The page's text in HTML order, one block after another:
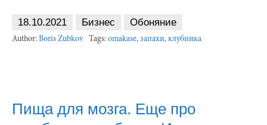
18.10.2021 Бизнес Обоняние
Author: Boris Zubkov Tags: omakase, запахи, клубника
Пища для мозга. Еще про